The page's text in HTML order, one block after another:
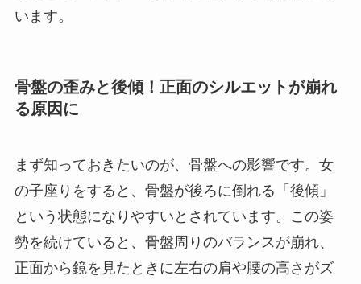
います。
骨盤の歪みと後傾！正面のシルエットが崩れ
る原因に
まず知っておきたいのが、骨盤への影響です。女
の子座りをすると、骨盤が後ろに倒れる「後傾」
という状態になりやすいとされています。この姿
勢を続けていると、骨盤周りのバランスが崩れ、
正面から鏡を見たときに左右の肩や腰の高さがズ